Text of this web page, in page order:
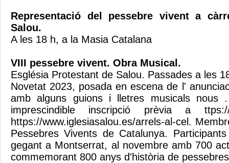
Representació del pessebre vivent a
Salou.
A les 18 h, a la Masia Catalana
VIII pessebre vivent. Obra Musical.
Església Protestant de Salou. Passades a les
Novetat 2023, posada en escena de l'
amb alguns guions i lletres musicals
imprescindible inscripció prèvia a ttps://
https://www.iglesiasalou.es/arrels-al-cel.
Pessebres Vivents de Catalunya.
gegant a Montserrat, al novembre amb 700
commemorant 800 anys d'història de